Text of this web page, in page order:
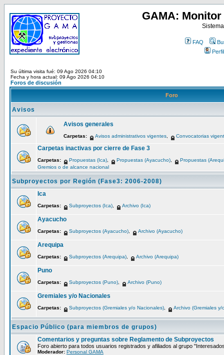
GAMA:
FAQ
Perfil
Su última visita fué: 09 Ago 2026 04:10
Fecha y hora actual: 09 Ago 2026 04:10
Foros de discusión
Foro
Avisos
Avisos generales
Carpetas: Avisos administrativos vigentes Convocatorias
Carpetas inactivas por cierre de Fase 3
Carpetas: Propuestas (Ica) Propuestas (Ayacucho)
Propuestas
Gremios o de alcance nacional
Subproyectos por Región (Fase3: 2006-2008)
Ica
Carpetas: Subproyectos (Ica) Archivo (Ica)
Ayacucho
Carpetas: Subproyectos (Ayacucho) Archivo (Ayacucho)
Arequipa
Carpetas: Subproyectos (Arequipa) Archivo (Arequipa)
Puno
Carpetas: Subproyectos (Puno) Archivo (Puno)
Gremiales y/o Nacionales
Carpetas: Subproyectos (Gremiales y/o Nacionales) Archivo (Gremiales y/
Espacio Público (para miembros de grupos)
Comentarios y preguntas sobre Reglamento de Subproyectos
Foro abierto para todos usuarios registrados y afiliados al grupo
Moderador: Personal GAMA